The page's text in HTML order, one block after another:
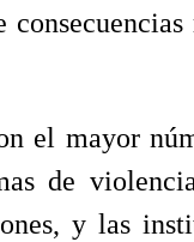
el mayor
de
y las